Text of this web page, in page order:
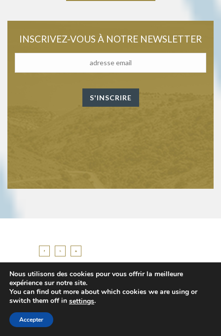
INSCRIVEZ-VOUS À NOTRE NEWSLETTER
LIENS UTILES
Médiathèque
Nous utilisons des cookies pour vous offrir la meilleure
expérience sur notre site.
You can find out more about which cookies we are using or
switch them off in settings.
Accepter